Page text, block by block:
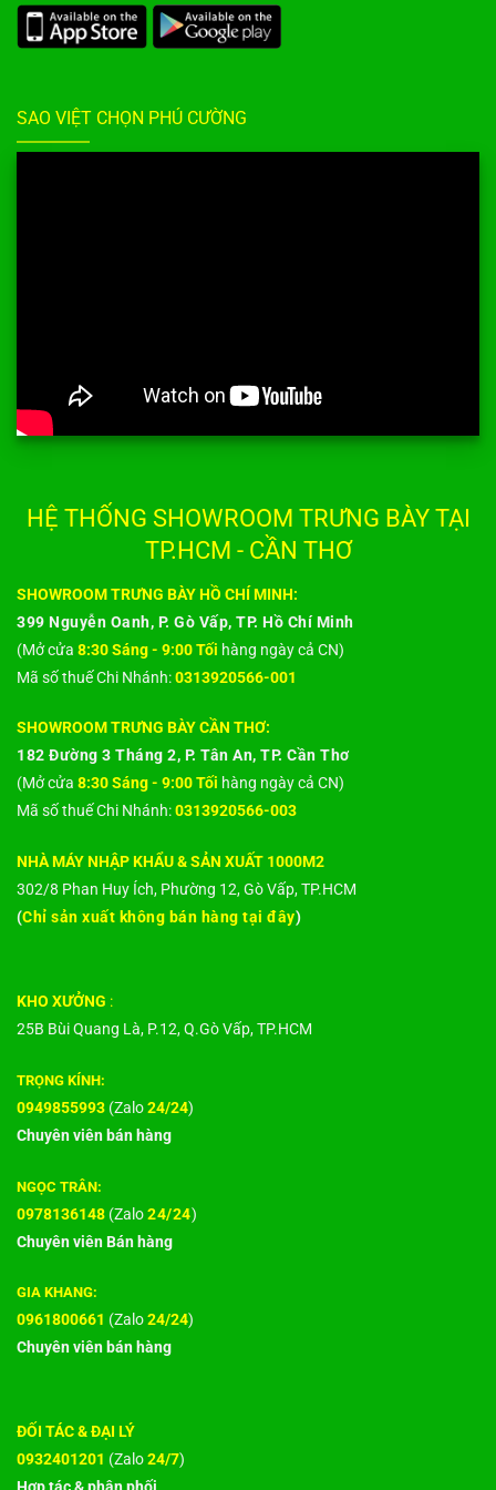
SAO VIỆT CHỌN PHÚ CƯỜNG
HỆ THỐNG SHOWROOM TRƯNG BÀY TẠI
TP.HCM - CẦN THƠ
SHOWROOM TRƯNG BÀY HỒ CHÍ MINH:
399 Nguyễn Oanh, P. Gò Vấp, TP. Hồ Chí Minh
(Mở cửa 8:30 Sáng - 9:00 Tối hàng ngày cả CN)
Mã số thuế Chi Nhánh:0313920566-001
SHOWROOM TRƯNG BÀY CẦN THƠ:
182 Đường 3 Tháng 2, P. Tân An, TP. Cần Thơ
(Mở cửa 8:30 Sáng - 9:00 Tối hàng ngày cả CN)
Mã số thuế Chi Nhánh:0313920566-003
NHÀ MÁY NHẬP KHẨU & SẢN XUẤT 1000M2
302/8 Phan Huy Ích, Phường 12, Gò Vấp, TP.HCM
(Chỉ sản xuất không bán hàng tại đây)
KHO XƯỞNG :
25B Bùi Quang Là, P.12, Q.Gò Vấp, TP.HCM
TRỌNG KÍNH:
0949855993 (Zalo24/24)
Chuyên viên bán hàng
NGỌC TRÂN:
0978136148 (Zalo24/24)
Chuyên viên Bán hàng
GIA KHANG:
0961800661 (Zalo24/24)
Chuyên viên bán hàng
ĐỐI TÁC & ĐẠI LÝ
0932401201 (Zalo24/7)